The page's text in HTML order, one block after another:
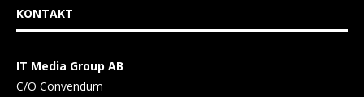
KONTAKT
IT Media Group AB
C/O Convendum